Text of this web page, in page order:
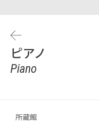
ピアノ
Piano
所蔵館